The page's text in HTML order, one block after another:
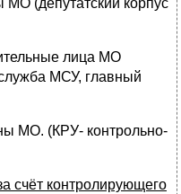
МО (депутатский корпус
лица МО
МСУ, главный
МО. (КРУ- контрольно-
счёт контролирующего